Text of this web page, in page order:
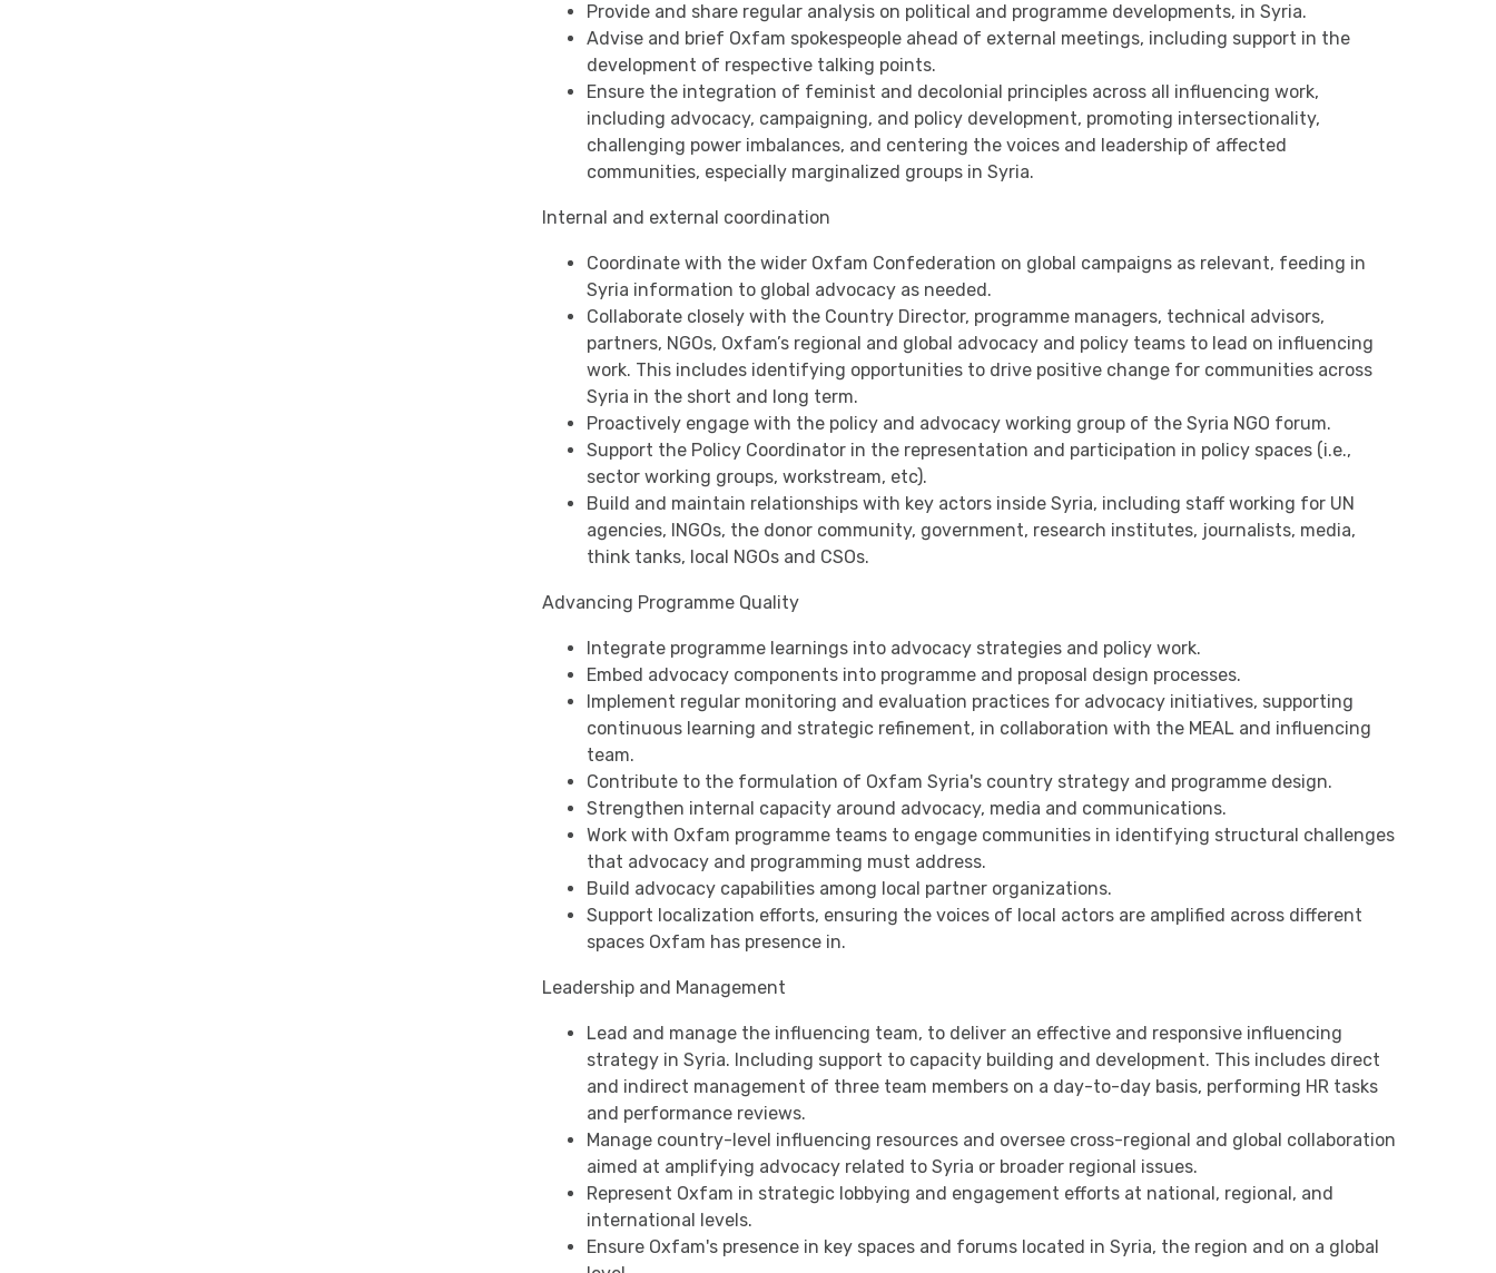
Provide and share regular analysis on political and programme developments, in Syria.
Advise and brief Oxfam spokespeople ahead of external meetings, including support in the
development of respective talking points.
Ensure the integration of feminist and decolonial principles across all influencing work,
including advocacy, campaigning, and policy development, promoting intersectionality,
challenging power imbalances, and centering the voices and leadership of affected
communities, especially marginalized groups in Syria.
Internal and external coordination
Coordinate with the wider Oxfam Confederation on global campaigns as relevant, feeding in
Syria information to global advocacy as needed.
Collaborate closely with the Country Director, programme managers, technical advisors,
partners, NGOs, Oxfam’s regional and global advocacy and policy teams to lead on influencing
work. This includes identifying opportunities to drive positive change for communities across
Syria in the short and long term.
Proactively engage with the policy and advocacy working group of the Syria NGO forum.
Support the Policy Coordinator in the representation and participation in policy spaces (i.e.,
sector working groups, workstream, etc).
Build and maintain relationships with key actors inside Syria, including staff working for UN
agencies, INGOs, the donor community, government, research institutes, journalists, media,
think tanks, local NGOs and CSOs.
Advancing Programme Quality
Integrate programme learnings into advocacy strategies and policy work.
Embed advocacy components into programme and proposal design processes.
Implement regular monitoring and evaluation practices for advocacy initiatives, supporting
continuous learning and strategic refinement, in collaboration with the MEAL and influencing
team.
Contribute to the formulation of Oxfam Syria's country strategy and programme design.
Strengthen internal capacity around advocacy, media and communications.
Work with Oxfam programme teams to engage communities in identifying structural challenges
that advocacy and programming must address.
Build advocacy capabilities among local partner organizations.
Support localization efforts, ensuring the voices of local actors are amplified across different
spaces Oxfam has presence in.
Leadership and Management
Lead and manage the influencing team, to deliver an effective and responsive influencing
strategy in Syria. Including support to capacity building and development. This includes direct
and indirect management of three team members on a day-to-day basis, performing HR tasks
and performance reviews.
Manage country-level influencing resources and oversee cross-regional and global collaboration
aimed at amplifying advocacy related to Syria or broader regional issues.
Represent Oxfam in strategic lobbying and engagement efforts at national, regional, and
international levels.
Ensure Oxfam's presence in key spaces and forums located in Syria, the region and on a global